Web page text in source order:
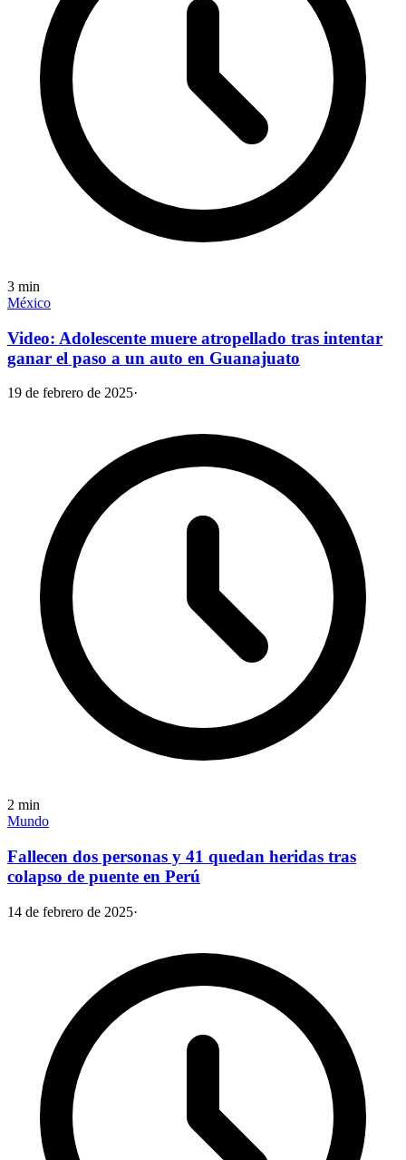
3 min
México
Video: Adolescente muere atropellado tras intentar
ganar el paso a un auto en Guanajuato
19 de febrero de 2025·
2 min
Mundo
Fallecen dos personas y 41 quedan heridas tras
colapso de puente en Perú
14 de febrero de 2025·